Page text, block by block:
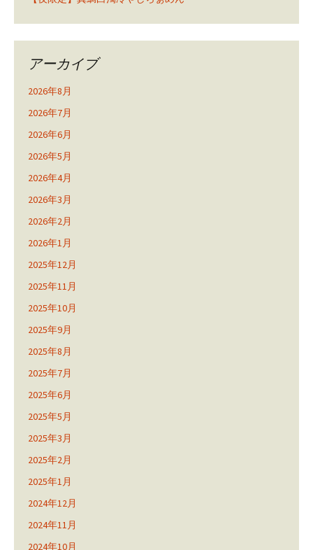
アーカイブ
2026年8月
2026年7月
2026年6月
2026年5月
2026年4月
2026年3月
2026年2月
2026年1月
2025年12月
2025年11月
2025年10月
2025年9月
2025年8月
2025年7月
2025年6月
2025年5月
2025年3月
2025年2月
2025年1月
2024年12月
2024年11月
2024年10月